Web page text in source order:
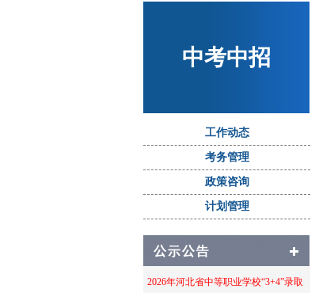
中考中招
工作动态
考务管理
政策咨询
计划管理
2026年河北省中等职业学校“3+4”录取